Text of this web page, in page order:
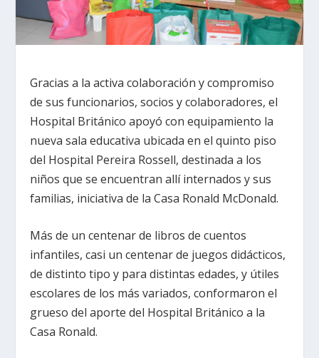
Gracias a la activa colaboración y compromiso
de sus funcionarios, socios y colaboradores, el
Hospital Británico apoyó con equipamiento la
nueva sala educativa ubicada en el quinto piso
del Hospital Pereira Rossell, destinada a los
niños que se encuentran allí internados y sus
familias, iniciativa de la Casa Ronald McDonald.
Más de un centenar de libros de cuentos
infantiles, casi un centenar de juegos didácticos,
de distinto tipo y para distintas edades, y útiles
escolares de los más variados, conformaron el
grueso del aporte del Hospital Británico a la
Casa Ronald.